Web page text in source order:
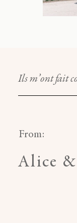
Ils m’ont fait
From:
Alice